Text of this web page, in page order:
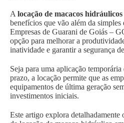
A locação de macacos hidráulicos
benefícios que vão além da simples
Empresas de Guarani de Goiás –
opção para melhorar a
inatividade e garantir a segurança
Seja para uma aplicação
prazo, a locação permite que as
equipamentos de última geração
investimentos iniciais.
Este artigo explora detalhadamente